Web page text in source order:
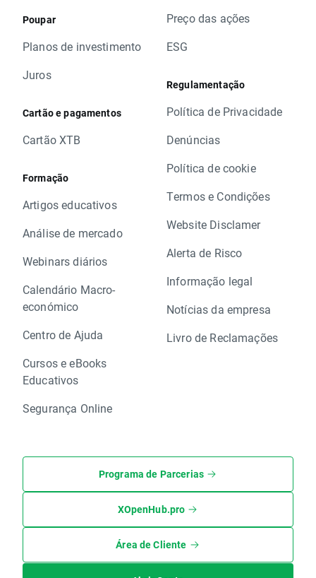
Poupar
Planos de investimento
Juros
Cartão e pagamentos
Cartão XTB
Formação
Artigos educativos
Análise de mercado
Webinars diários
Calendário Macro-
económico
Centro de Ajuda
Cursos e eBooks
Educativos
Segurança Online
Preço das ações
ESG
Regulamentação
Política de Privacidade
Denúncias
Política de cookie
Termos e Condições
Website Disclamer
Alerta de Risco
Informação legal
Notícias da empresa
Livro de Reclamações
Programa de Parcerias
XOpenHub.pro
Área de Cliente